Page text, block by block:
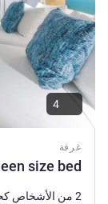
غرفة
size bed
2 من الأشخاص كحد أقصى